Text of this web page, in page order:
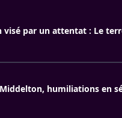
visé par un attentat : Le
humiliations en